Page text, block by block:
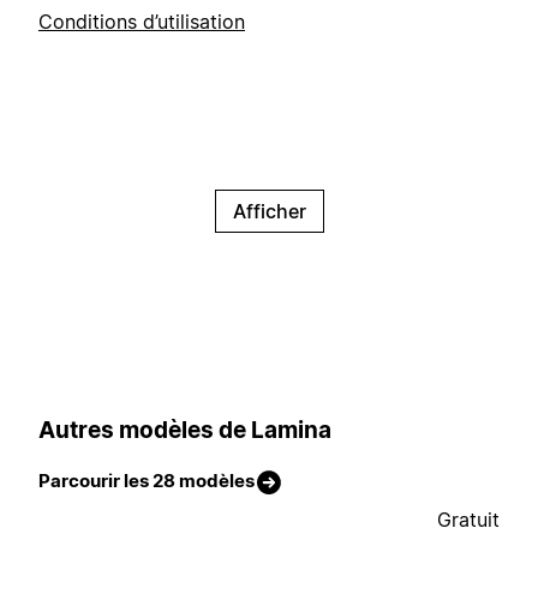
Conditions d’utilisation
Afficher
Autres modèles de Lamina
Parcourir les 28 modèles
Gratuit